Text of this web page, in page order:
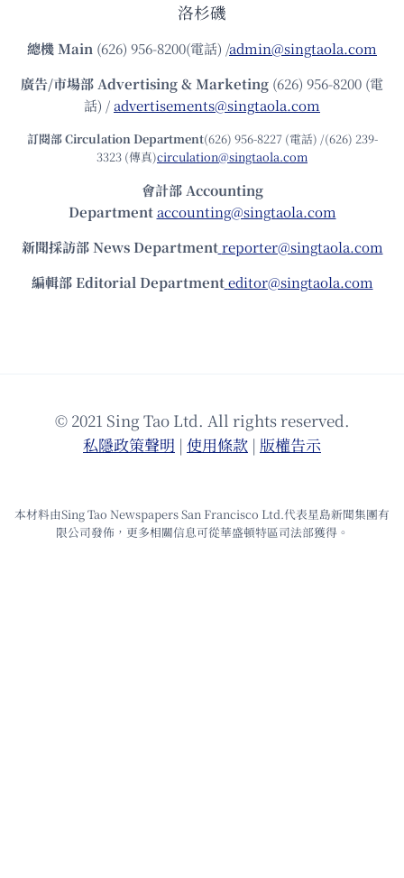
洛杉磯
總機Main (626) 956-8200(電話) /admin@singtaola.com
廣告/市場部Advertising & Marketing (626) 956-8200 (電
話) /advertisements@singtaola.com
訂閱部 Circulation Department(626) 956-8227 (電話) /(626) 239-
3323 (傳真)circulation@singtaola.com
會計部 Accounting
Department accounting@singtaola.com
新聞採訪部 News Department reporter@singtaola.com
編輯部 Editorial Department editor@singtaola.com
© 2021 Sing Tao Ltd. All rights reserved.
私隱政策聲明 | 使⽤條款 | 版權告⽰
本材料由Sing Tao Newspapers San Francisco Ltd.代表星島新聞集團有
限公司發佈，更多相關信息可從華盛頓特區司法部獲得。